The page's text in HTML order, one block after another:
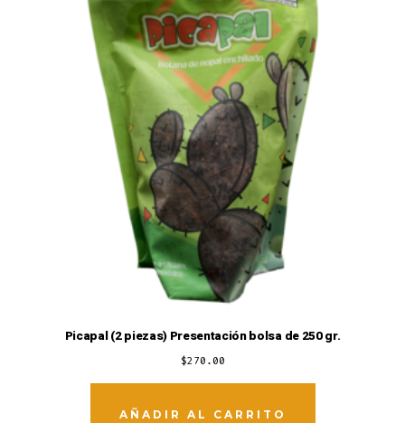
Picapal (2 piezas) Presentación bolsa de 250 gr.
$270.00
AÑADIR AL CARRITO